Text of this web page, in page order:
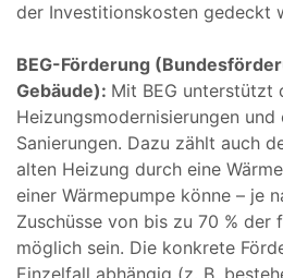
der Investitionskosten gedeckt
BEG-Förderung
Gebäude): Mit BEG unterstützt
Heizungsmodernisierungen und
Sanierungen. Dazu zählt auch
alten Heizung durch eine
einer Wärmepumpe könne – je
Zuschüsse von bis zu 70 % der
möglich sein. Die konkrete